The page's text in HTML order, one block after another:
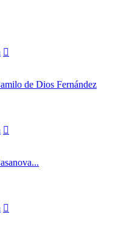
de Dios Fernández